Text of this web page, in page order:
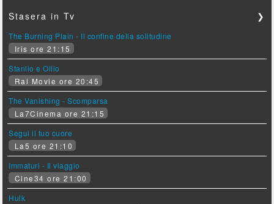
Stasera in Tv ❯
The Burning Plain - Il confine della solitudine
Iris ore 21:15
Stanlio e Ollio
Rai Movie ore 20:45
The Vanishing - Scomparsa
La7Cinema ore 21:15
Segui il tuo cuore
La5 ore 21:10
Immaturi - Il viaggio
Cine34 ore 21:00
Hulk